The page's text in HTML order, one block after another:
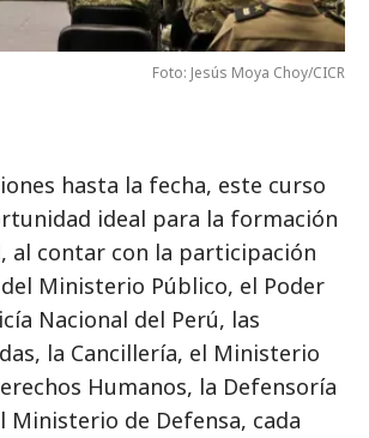
Foto: Jesús Moya Choy/CICR
hasta la fecha, este curso
ideal para la formación
al contar con la participación
Ministerio Público, el Poder
Nacional del Perú, las
la Cancillería, el Ministerio
Humanos, la Defensoría
Ministerio de Defensa, cada